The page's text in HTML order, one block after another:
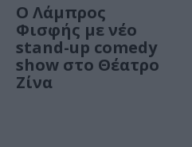
Ο Λάμπρος
Φισφής με νέο
stand-up comedy
show στο Θέατρο
Ζίνα